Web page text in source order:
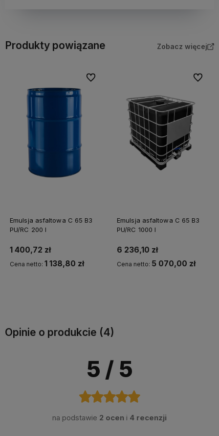
Produkty powiązane Zobacz więcej
Emulsja asfaltowa C 65 B3
PU/RC 200 l
1 400,72 zł
Cena netto: 1 138,80 zł
Do ulubionych
Emulsja asfaltowa C 65 B3
PU/RC 1000 l
6 236,10 zł
Cena netto: 5 070,00 zł
Do
Opinie o produkcie (4)
5 / 5
na podstawie 2 ocen i 4 recenzji